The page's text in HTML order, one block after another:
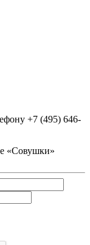
+7 (495) 646-
«Совушки»